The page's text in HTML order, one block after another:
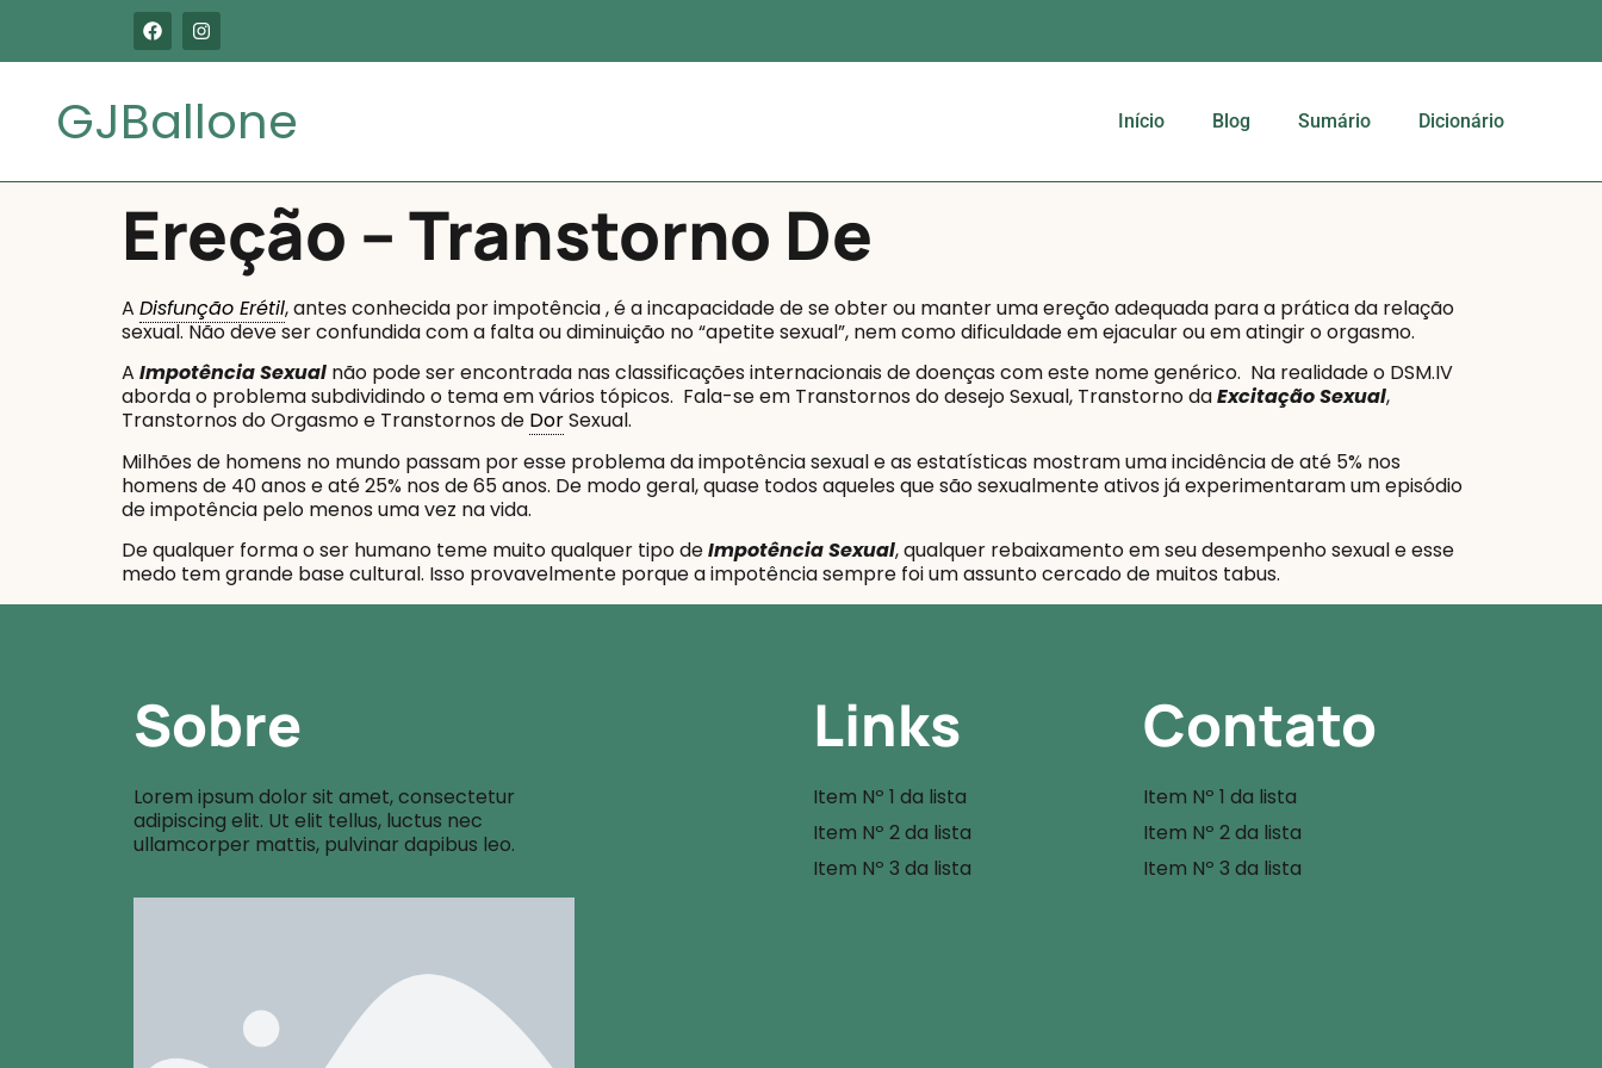
GJBallone Início Blog Sumário Dicionário
Ereção – Transtorno De
A Disfunção Erétil, antes conhecida por impotência , é a incapacidade de se obter ou manter uma ereção adequada para a prática da relação
sexual. Não deve ser confundida com a falta ou diminuição no “apetite sexual”, nem como dificuldade em ejacular ou em atingir o orgasmo.
A Impotência Sexual não pode ser encontrada nas classificações internacionais de doenças com este nome genérico. Na realidade o DSM.IV
aborda o problema subdividindo o tema em vários tópicos. Fala-se em Transtornos do desejo Sexual, Transtorno daExcitação Sexual,
Transtornos do Orgasmo e Transtornos de DorSexual.
Milhões de homens no mundo passam por esse problema da impotência sexual e as estatísticas mostram uma incidência de até 5% nos
homens de 40 anos e até 25% nos de 65 anos. De modo geral, quase todos aqueles que são sexualmente ativos já experimentaram um episódio
de impotência pelo menos uma vez na vida.
De qualquer forma o ser humano teme muito qualquer tipo deImpotência Sexual, qualquer rebaixamento em seu desempenho sexual e esse
medo tem grande base cultural. Isso provavelmente porque a impotência sempre foi um assunto cercado de muitos tabus.
Sobre
Lorem ipsum dolor sit amet, consectetur
adipiscing elit. Ut elit tellus, luctus nec
ullamcorper mattis, pulvinar dapibus leo.
Links
Item Nº 1 da lista
Item Nº 2 da lista
Item Nº 3 da lista
Contato
Item Nº 1 da lista
Item Nº 2 da lista
Item Nº 3 da lista